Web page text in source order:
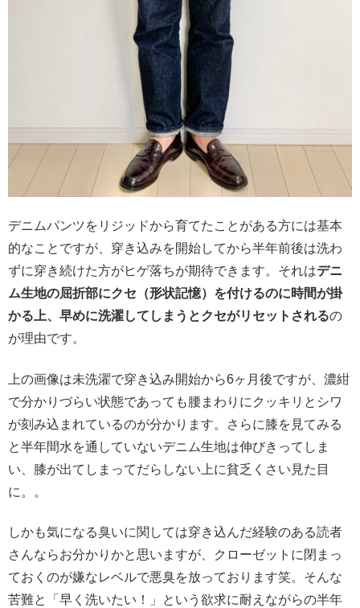
デニムパンツをリジッドから育てたことがある方には基本
的なことですが、穿き込みを開始してから半年前後は洗わ
ずに穿き続けた方がヒゲ落ちが期待できます。それはデニ
ム生地の屈折部にクセ（形状記憶）を付けるのに時間が掛
かる上、早めに洗濯してしまうとクセがリセットされるの
が理由です。
上の画像は未洗濯で穿き込み開始から6ヶ月後ですが、濃紺
で分かりづらい状態であっても腰まわりにクッキリとシワ
が刻み込まれているのが分かります。さらに膝を見てみる
と半年間水を通していないデニム生地は伸びきってしま
い、膝が出てしまってだらしない上に貧乏くさい見た目
に。。
しかも気になる臭いに関しては穿き込んだ経験のある読者
さんならお分かりかと思いますが、クローゼットに閉まっ
ておくのが嫌なレベルで悪臭を放っております笑。そんな
苦難と「早く洗いたい！」という欲求に耐えながらの半年